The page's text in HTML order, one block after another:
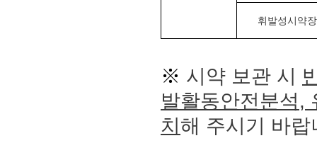
휘발성시약장
※ 시약 보관 시
발활동안전분석,
치 해 주시기 바랍